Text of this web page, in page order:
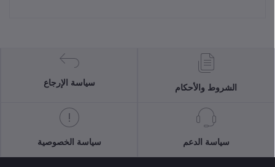
الشروط والأحكام
سياسة الإرجاع
سياسة الدعم سياسة الخصوصية